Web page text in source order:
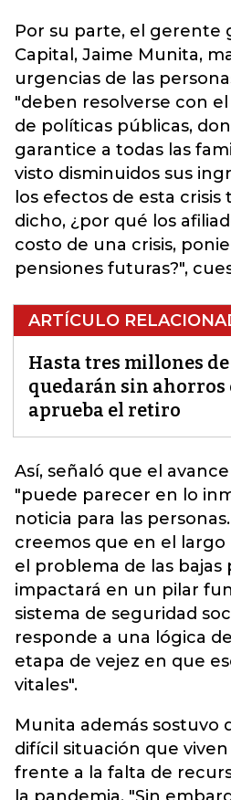
Por su parte, el gerente
Capital, Jaime Munita,
urgencias de las
"deben resolverse con
de políticas públicas,
garantice a todas las
visto disminuidos sus
los efectos de esta
dicho, ¿por qué los
costo de una crisis,
pensiones futuras?",
ARTÍCULO
Hasta tres millones
quedarán sin ahorros
aprueba el retiro
Así, señaló que el
"puede parecer en lo
noticia para las personas.
creemos que en el
el problema de las bajas
impactará en un pilar
sistema de seguridad
responde a una lógica
etapa de vejez en que
vitales".
Munita además sostuvo
difícil situación que
frente a la falta de